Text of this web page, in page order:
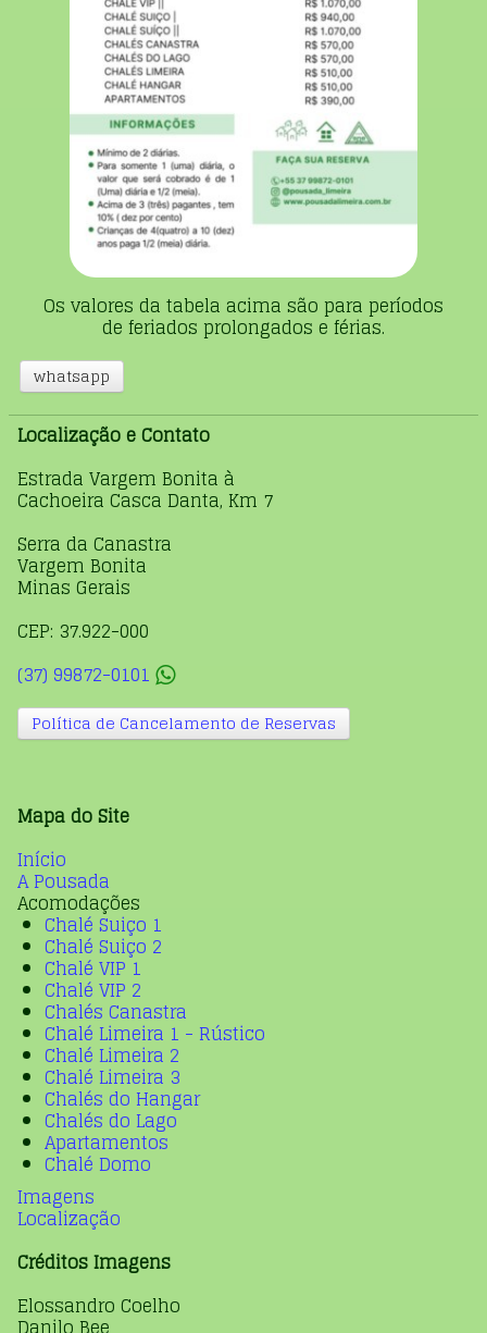
Os valores da tabela acima são para períodos
de feriados prolongados e férias.
whatsapp
Localização e Contato
Estrada Vargem Bonita à
Cachoeira Casca Danta, Km 7
Serra da Canastra
Vargem Bonita
Minas Gerais
CEP: 37.922-000
(37) 99872-0101
Política de Cancelamento de Reservas
Mapa do Site
Início
A Pousada
Acomodações
Chalé Suiço 1
Chalé Suiço 2
Chalé VIP 1
Chalé VIP 2
Chalés Canastra
Chalé Limeira 1 - Rústico
Chalé Limeira 2
Chalé Limeira 3
Chalés do Hangar
Chalés do Lago
Apartamentos
Chalé Domo
Imagens
Localização
Créditos Imagens
Elossandro Coelho